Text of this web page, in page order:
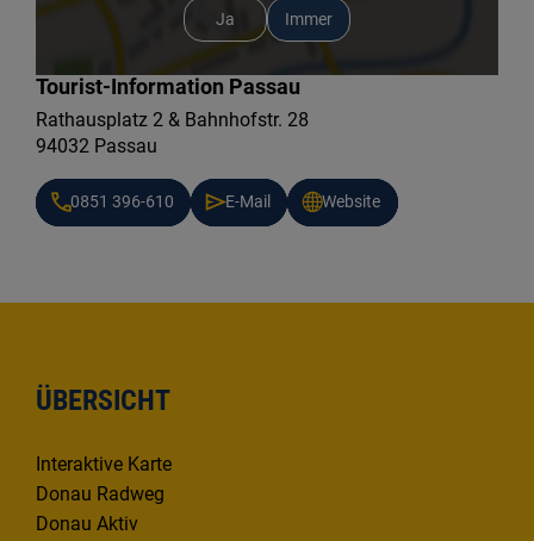
Ja Immer
Tourist-Information Passau
Rathausplatz 2 & Bahnhofstr. 28
94032 Passau
0851 396-610 E-Mail Website
ÜBERSICHT
Interaktive Karte
Donau Radweg
Donau Aktiv